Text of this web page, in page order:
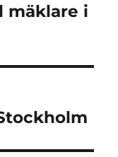
mäklare i